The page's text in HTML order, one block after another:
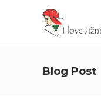
Blog Post